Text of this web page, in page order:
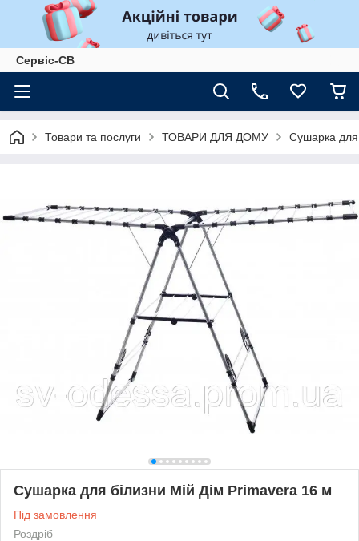
Сервіс-СВ
Товари та послуги ТОВАРИ ДЛЯ ДОМУ Сушарка для
Сушарка для білизни Мій Дім Primavera 16 м
Під замовлення
Роздріб